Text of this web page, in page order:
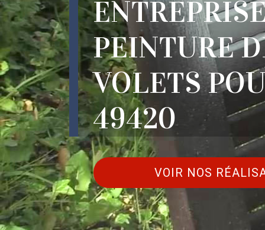
PEINTURE
VOLETS
49420
VOIR NOS